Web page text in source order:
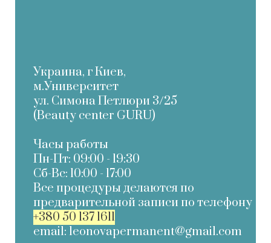
Украина, г Киев,
м.Университет
ул. Симона Петлюри 3/25
(Beauty center GURU)
Часы работы
Пн-Пт: 09:00 - 19:30
Cб-Вс: 10:00 - 17:00
Все процедуры делаются по
предварительной записи по телефону
+380 50 137 1611
email: leonovapermanent@gmail.com